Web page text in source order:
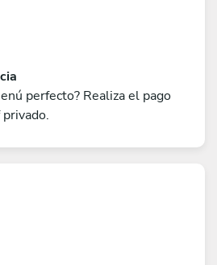
perfecto? Realiza el pago